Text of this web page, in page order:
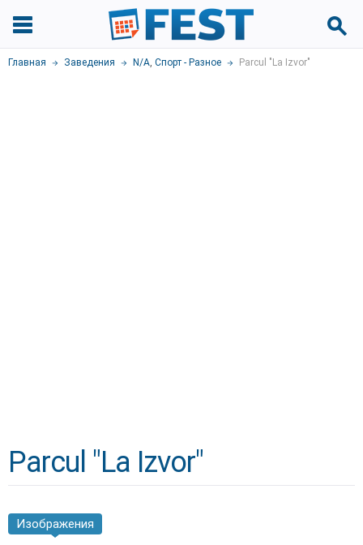
Главная Заведения N/A, Спорт - Разное Parcul "La Izvor"
Parcul "La Izvor"
Изображения